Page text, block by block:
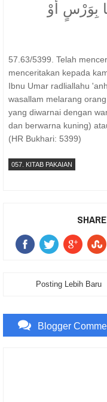
بِوَرْسٍ أَوْ
57.63/5399. Telah
menceritakan kepada
Ibnu Umar radliallahu
wasallam melarang
yang diwarnai dengan
dan berwarna kuning)
(HR Bukhari: 5399)
057. KITAB PAKAIAN
Posting Lebih Baru
Blogger